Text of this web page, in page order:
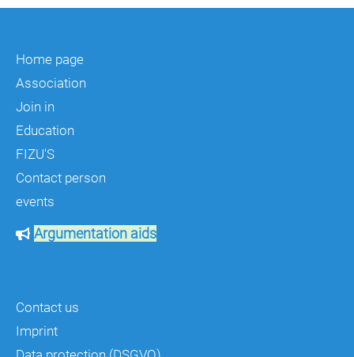
Home page
Association
Join in
Education
FIZU'S
Contact person
events
Argumentation aids
Contact us
Imprint